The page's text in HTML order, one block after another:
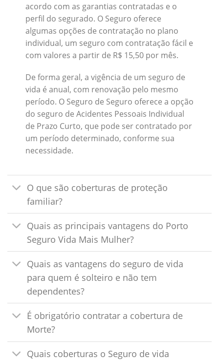
acordo com as garantias contratadas e o
perfil do segurado. O Seguro oferece
algumas opções de contratação no plano
individual, um seguro com contratação fácil e
com valores a partir de R$ 15,50 por mês.
De forma geral, a vigência de um seguro de
vida é anual, com renovação pelo mesmo
período. O Seguro de Seguro oferece a opção
do seguro de Acidentes Pessoais Individual
de Prazo Curto, que pode ser contratado por
um período determinado, conforme sua
necessidade.
O que são coberturas de proteção
familiar?
Quais as principais vantagens do Porto
Seguro Vida Mais Mulher?
Quais as vantagens do seguro de vida
para quem é solteiro e não tem
dependentes?
É obrigatório contratar a cobertura de
Morte?
Quais coberturas o Seguro de vida